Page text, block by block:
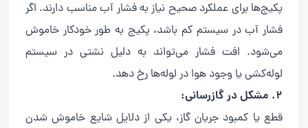
پکیج‌ها برای عملکرد صحیح نیاز به فشار آب مناسب دارند. اگر
فشار آب در سیستم کم باشد، پکیج به طور خودکار خاموش
می‌شود. افت فشار می‌تواند به دلیل نشتی در سیستم
لوله‌کشی یا وجود هوا در لوله‌ها رخ دهد.
۲. مشکل در گازرسانی:
قطع یا کمبود جریان گاز، یکی از دلایل شایع خاموش شدن